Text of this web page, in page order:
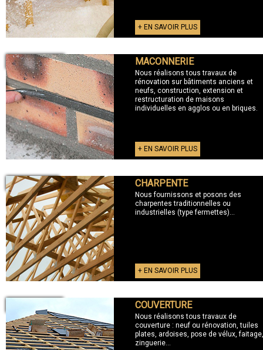
+ EN SAVOIR PLUS
+ MACONNERIE MACONNERIE
Nous réalisons tous travaux de
rénovation sur bâtiments anciens et
neufs, construction, extension et
restructuration de maisons
individuelles en agglos ou en briques.
+ EN SAVOIR PLUS
+ CHARPENTE CHARPENTE
Nous fournissons et posons des
charpentes traditionnelles ou
industrielles (type fermettes)...
+ EN SAVOIR PLUS
COUVERTURE
Nous réalisons tous travaux de
couverture : neuf ou rénovation, tuiles
plates, ardoises, pose de vélux, faitage,
zinguerie...